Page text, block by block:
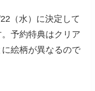
（水）に決定して
予約特典はクリア
絵柄が異なるので